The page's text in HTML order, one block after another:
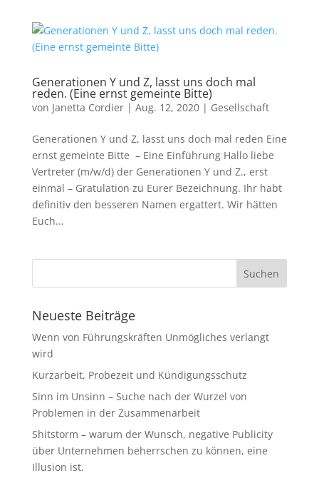
Generationen Y und Z, lasst uns doch mal
reden. (Eine ernst gemeinte Bitte)
von Janetta Cordier| Aug. 12, 2020| Gesellschaft
Generationen Y und Z, lasst uns doch mal reden Eine
ernst gemeinte Bitte – Eine Einführung Hallo liebe
Vertreter (m/w/d) der Generationen Y und Z., erst
einmal – Gratulation zu Eurer Bezeichnung. Ihr habt
definitiv den besseren Namen ergattert. Wir hätten
Euch...
Neueste Beiträge
Wenn von Führungskräften Unmögliches verlangt
wird
Kurzarbeit, Probezeit und Kündigungsschutz
Sinn im Unsinn – Suche nach der Wurzel von
Problemen in der Zusammenarbeit
Shitstorm – warum der Wunsch, negative Publicity
über Unternehmen beherrschen zu können, eine
Illusion ist.